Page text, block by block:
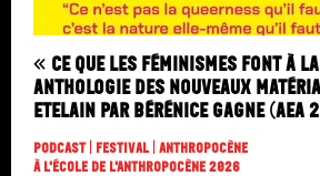
« Ce que les féminismes font à
anthologie des nouveaux
Etelain par Bérénice Gagne (AEA
Podcast | Festival | Anthropocène
À L'école De L'Anthropocène 2026